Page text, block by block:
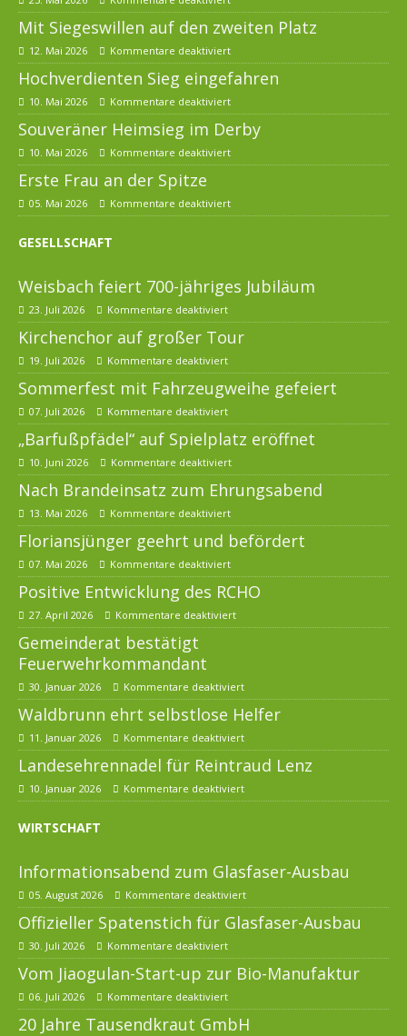
Mit Siegeswillen auf den zweiten Platz
12. Mai 2026 Kommentare deaktiviert
Hochverdienten Sieg eingefahren
10. Mai 2026 Kommentare deaktiviert
Souveräner Heimsieg im Derby
10. Mai 2026 Kommentare deaktiviert
Erste Frau an der Spitze
05. Mai 2026 Kommentare deaktiviert
GESELLSCHAFT
Weisbach feiert 700-jähriges Jubiläum
23. Juli 2026 Kommentare deaktiviert
Kirchenchor auf großer Tour
19. Juli 2026 Kommentare deaktiviert
Sommerfest mit Fahrzeugweihe gefeiert
07. Juli 2026 Kommentare deaktiviert
„Barfußpfädel“ auf Spielplatz eröffnet
10. Juni 2026 Kommentare deaktiviert
Nach Brandeinsatz zum Ehrungsabend
13. Mai 2026 Kommentare deaktiviert
Floriansjünger geehrt und befördert
07. Mai 2026 Kommentare deaktiviert
Positive Entwicklung des RCHO
27. April 2026 Kommentare deaktiviert
Gemeinderat bestätigt
Feuerwehrkommandant
30. Januar 2026 Kommentare deaktiviert
Waldbrunn ehrt selbstlose Helfer
11. Januar 2026 Kommentare deaktiviert
Landesehrennadel für Reintraud Lenz
10. Januar 2026 Kommentare deaktiviert
WIRTSCHAFT
Informationsabend zum Glasfaser-Ausbau
05. August 2026 Kommentare deaktiviert
Offizieller Spatenstich für Glasfaser-Ausbau
30. Juli 2026 Kommentare deaktiviert
Vom Jiaogulan-Start-up zur Bio-Manufaktur
06. Juli 2026 Kommentare deaktiviert
20 Jahre Tausendkraut GmbH